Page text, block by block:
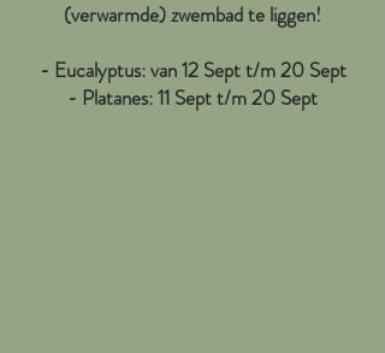
(verwarmde) zwembad te liggen!
- Eucalyptus: van 12 Sept t/m 20 Sept
- Platanes: 11 Sept t/m 20 Sept